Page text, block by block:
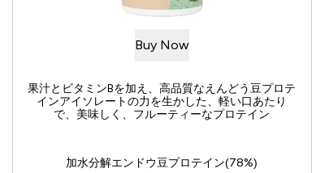
Buy Now
果汁とビタミンBを加え、高品質なえんどう豆プロテ
インアイソレートの力を生かした、軽い口あたり
で、美味しく、フルーティーなプロテイン
加水分解エンドウ豆プロテイン(78%)